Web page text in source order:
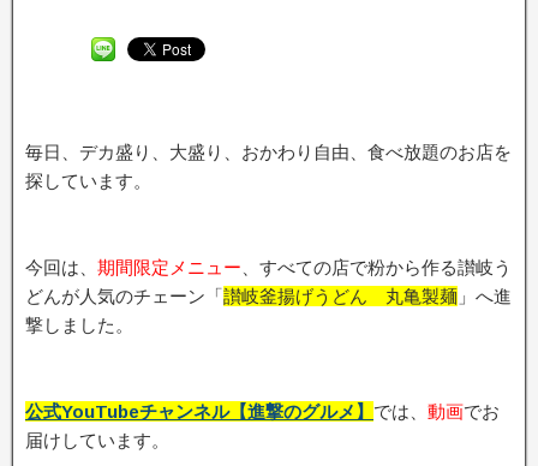
毎日、デカ盛り、大盛り、おかわり自由、食べ放題のお店を
探しています。
今回は、 期間限定メニュー 、すべての店で粉から作る讃岐う
どんが人気のチェーン「讃岐釜揚げうどん 丸亀製麺 」へ進
撃しました。
公式YouTubeチャンネル【進撃のグルメ】 では、 動画でお
届けしています。